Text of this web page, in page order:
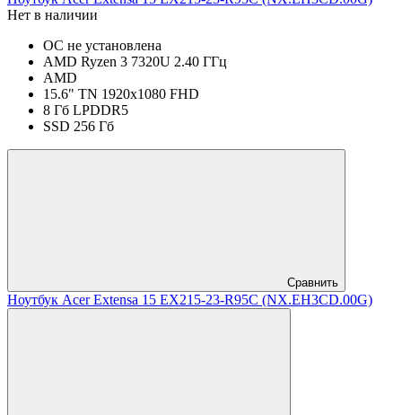
Нет в наличии
ОС не установлена
AMD Ryzen 3 7320U 2.40 ГГц
AMD
15.6" TN 1920x1080 FHD
8 Гб LPDDR5
SSD 256 Гб
Сравнить
Ноутбук Acer Extensa 15 EX215-23-R95C (NX.EH3CD.00G)